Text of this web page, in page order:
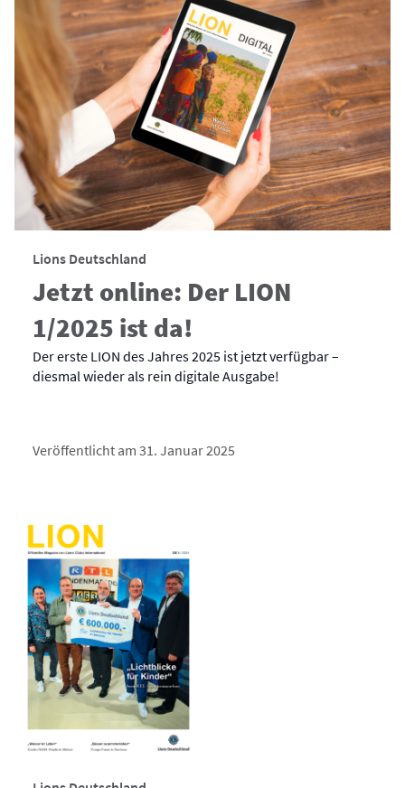
Lions Deutschland
Jetzt online: Der LION
1/2025 ist da!
Der erste LION des Jahres 2025 ist jetzt verfügbar –
diesmal wieder als rein digitale Ausgabe!
Veröffentlicht am 31. Januar 2025